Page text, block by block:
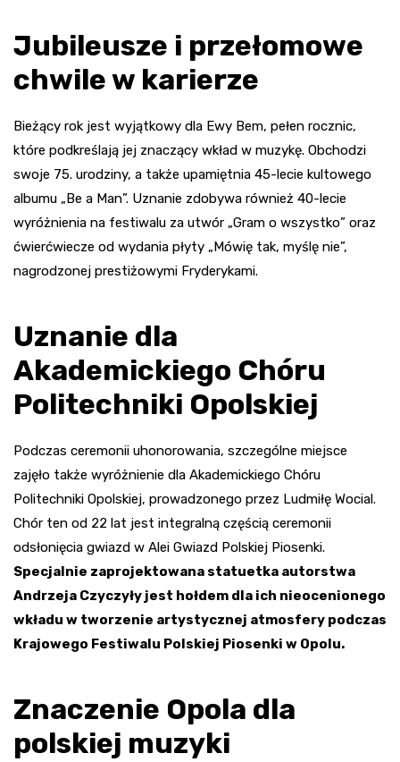
Jubileusze i przełomowe
chwile w karierze
Bieżący rok jest wyjątkowy dla Ewy Bem, pełen rocznic,
które podkreślają jej znaczący wkład w muzykę. Obchodzi
swoje 75. urodziny, a także upamiętnia 45-lecie kultowego
albumu „Be a Man”. Uznanie zdobywa również 40-lecie
wyróżnienia na festiwalu za utwór „Gram o wszystko” oraz
ćwierćwiecze od wydania płyty „Mówię tak, myślę nie”,
nagrodzonej prestiżowymi Fryderykami.
Uznanie dla
Akademickiego Chóru
Politechniki Opolskiej
Podczas ceremonii uhonorowania, szczególne miejsce
zajęło także wyróżnienie dla Akademickiego Chóru
Politechniki Opolskiej, prowadzonego przez Ludmiłę Wocial.
Chór ten od 22 lat jest integralną częścią ceremonii
odsłonięcia gwiazd w Alei Gwiazd Polskiej Piosenki.
Specjalnie zaprojektowana statuetka autorstwa
Andrzeja Czyczyły jest hołdem dla ich nieocenionego
wkładu w tworzenie artystycznej atmosfery podczas
Krajowego Festiwalu Polskiej Piosenki w Opolu.
Znaczenie Opola dla
polskiej muzyki